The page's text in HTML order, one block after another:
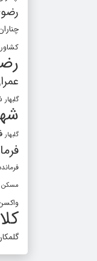
گلبهار
گلبهار
مسکن